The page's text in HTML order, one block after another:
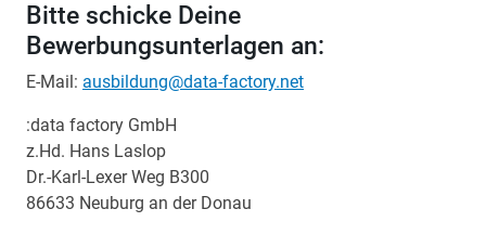
Bitte schicke Deine
Bewerbungsunterlagen an:
E-Mail: ausbildung@data-factory.net
:data factory GmbH
z.Hd. Hans Laslop
Dr.-Karl-Lexer Weg B300
86633 Neuburg an der Donau